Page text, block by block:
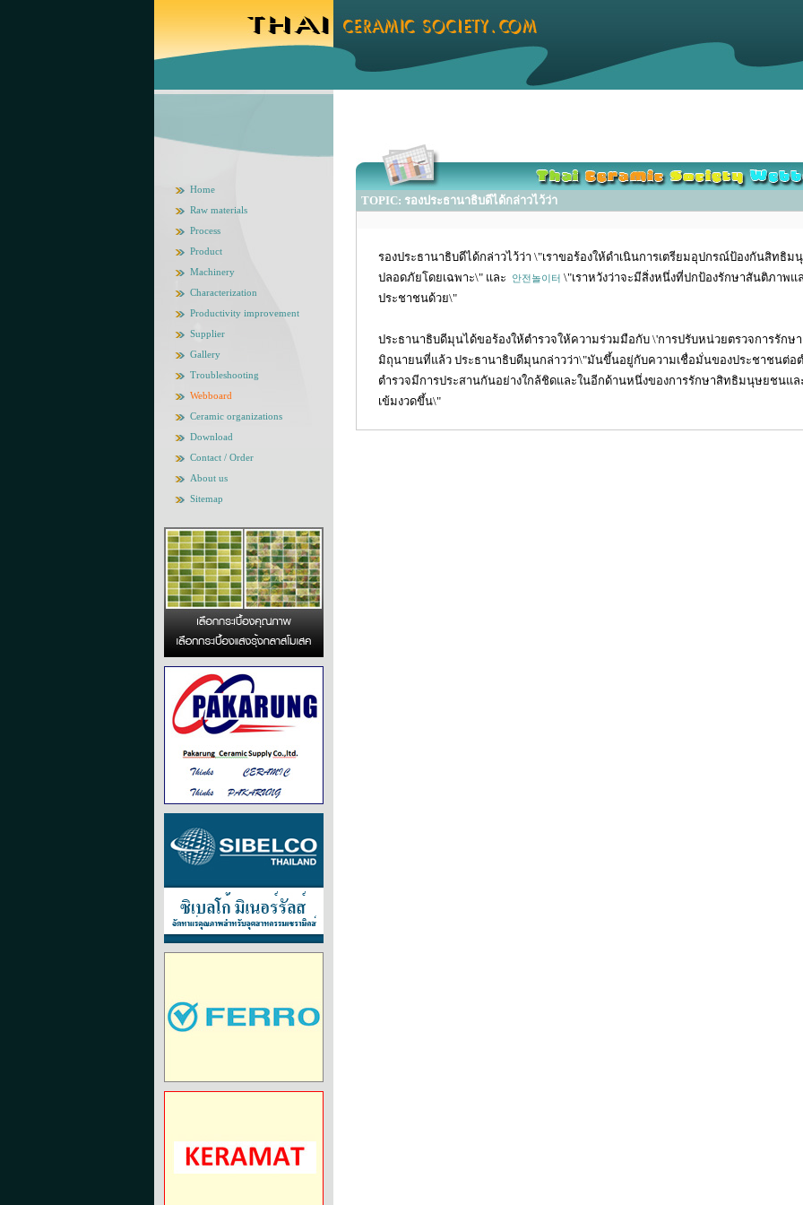
Home
Raw materials
Process
Product
Machinery
Characterization
Productivity improvement
Supplier
Gallery
Troubleshooting
Webboard
Ceramic organizations
Download
Contact / Order
About us
Sitemap
TOPIC: รองประธานาธิบดีได้กล่าวไว้ว่า
รองประธานาธิบดีได้กล่าวไว้ว่า \"เราขอร้องให้ดําเนินการเตรียมอุปกรณ์ป้องกันสิทธิ
ปลอดภัยโดยเฉพาะ\" และ
안전놀이터 \"เราหวังว่าจะมีสิ่งหนึ่งที่ปกป้องรักษาสันติภาพ
ประชาชนด้วย\"
ประธานาธิบดีมุนได้ขอร้องให้ตํารวจให้ความร่วมมือกับ \'การปรับหน่วยตรวจการรักษ
มิถุนายนที่แล้ว ประธานาธิบดีมุนกล่าวว่า\"มันขึ้นอยู่กับความเชื่อมั่นของประชาชนต่อตํ
ตํารวจมีการประสานกันอย่างใกล้ชิดและในอีกด้านหนึ่งของการรักษาสิทธิมนุษยชนแ
เข้มงวดขึ้น\"